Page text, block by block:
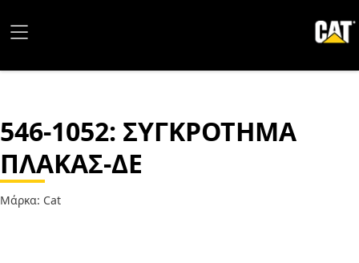
546-1052: ΣΥΓΚΡΟΤΗΜΑ
ΠΛΑΚΑΣ-ΔΕ
Μάρκα: Cat